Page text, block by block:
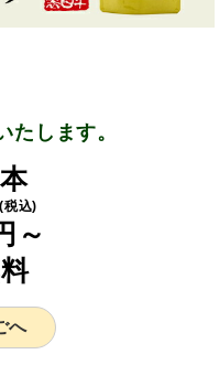
たします。
～
(税込)
へ